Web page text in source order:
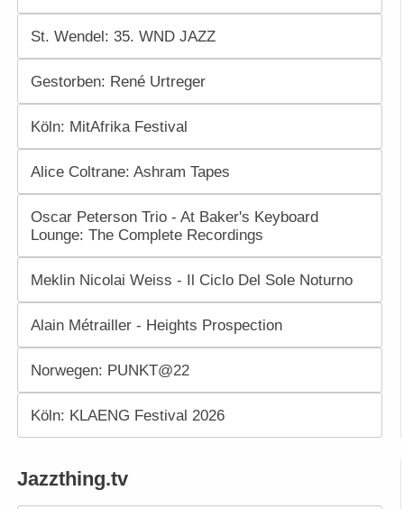
St. Wendel: 35. WND JAZZ
Gestorben: René Urtreger
Köln: MitAfrika Festival
Alice Coltrane: Ashram Tapes
Oscar Peterson Trio - At Baker's Keyboard
Lounge: The Complete Recordings
Meklin Nicolai Weiss - Il Ciclo Del Sole Noturno
Alain Métrailler - Heights Prospection
Norwegen: PUNKT@22
Köln: KLAENG Festival 2026
Jazzthing.tv